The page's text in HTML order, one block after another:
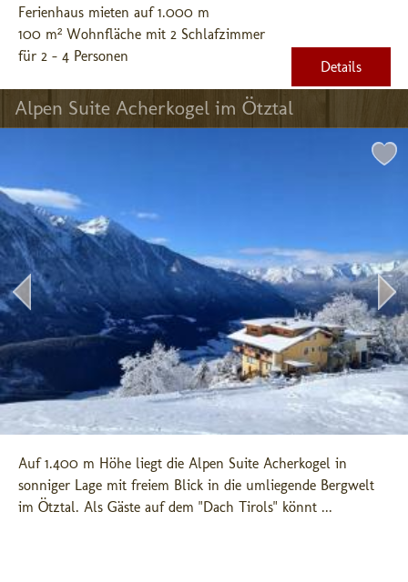
Ferienhaus mieten auf 1.000 m
100 m² Wohnfläche mit 2 Schlafzimmer
für 2 - 4 Personen
Details
Alpen Suite Acherkogel im Ötztal
Auf 1.400 m Höhe liegt die Alpen Suite Acherkogel in
sonniger Lage mit freiem Blick in die umliegende Bergwelt
im Ötztal. Als Gäste auf dem "Dach Tirols" könnt ...